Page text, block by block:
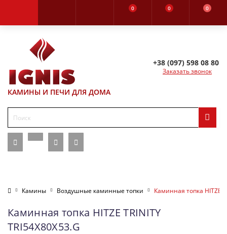
0 0 0
КАМИНЫ И ПЕЧИ ДЛЯ ДОМА
+38 (097) 598 08 80
Заказать звонок
Камины Воздушные каминные топки Каминная топка HITZE
Каминная топка HITZE TRINITY
TRI54X80X53.G